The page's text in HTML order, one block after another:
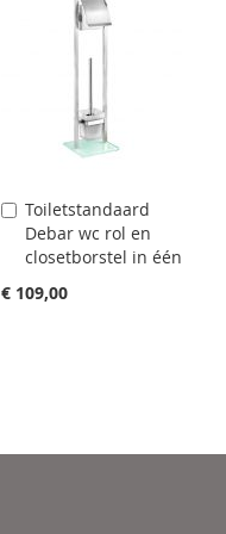
Toiletstandaard
Debar wc rol en
closetborstel in één
€ 109,00
Aan
winkelwagen
toevoegen